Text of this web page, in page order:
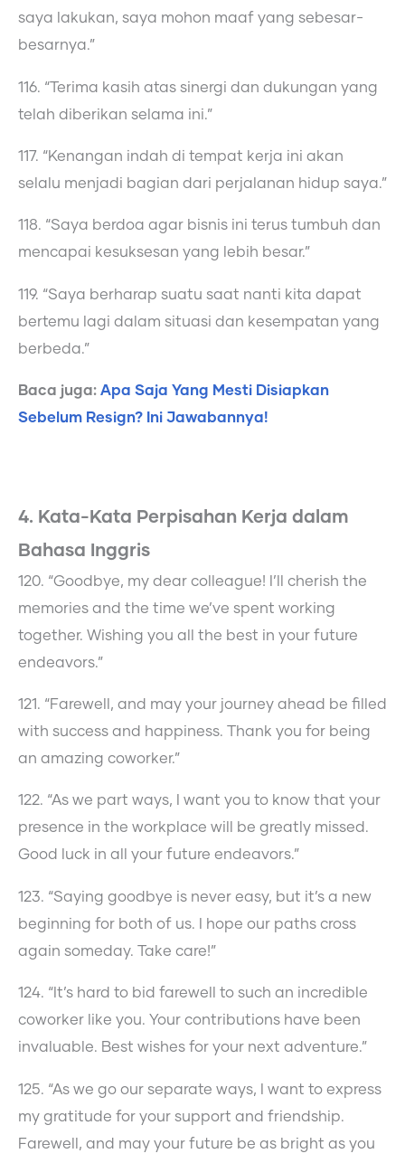
saya lakukan, saya mohon maaf yang sebesar-
besarnya.”
116. “Terima kasih atas sinergi dan dukungan yang
telah diberikan selama ini.”
117. “Kenangan indah di tempat kerja ini akan
selalu menjadi bagian dari perjalanan hidup saya.”
118. “Saya berdoa agar bisnis ini terus tumbuh dan
mencapai kesuksesan yang lebih besar.”
119. “Saya berharap suatu saat nanti kita dapat
bertemu lagi dalam situasi dan kesempatan yang
berbeda.”
Baca juga: Apa Saja Yang Mesti Disiapkan
Sebelum Resign? Ini Jawabannya!
4. Kata-Kata Perpisahan Kerja dalam
Bahasa Inggris
120. “Goodbye, my dear colleague! I’ll cherish the
memories and the time we’ve spent working
together. Wishing you all the best in your future
endeavors.”
121. “Farewell, and may your journey ahead be filled
with success and happiness. Thank you for being
an amazing coworker.”
122. “As we part ways, I want you to know that your
presence in the workplace will be greatly missed.
Good luck in all your future endeavors.”
123. “Saying goodbye is never easy, but it’s a new
beginning for both of us. I hope our paths cross
again someday. Take care!”
124. “It’s hard to bid farewell to such an incredible
coworker like you. Your contributions have been
invaluable. Best wishes for your next adventure.”
125. “As we go our separate ways, I want to express
my gratitude for your support and friendship.
Farewell, and may your future be as bright as you